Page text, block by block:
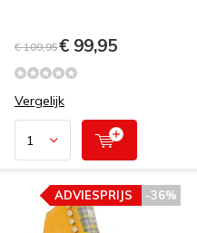
€ 109,95€ 99,95
Vergelijk
-36%
ADVIESPRIJS